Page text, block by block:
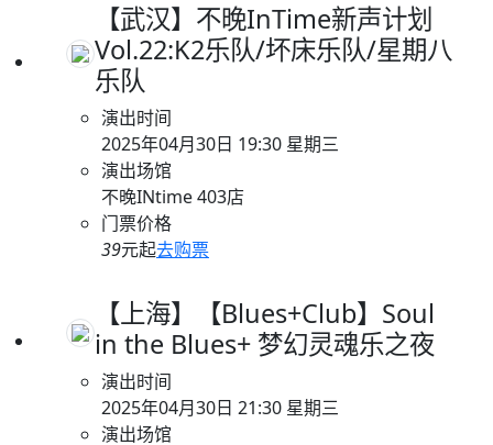
【武汉】不晚InTime新声计划
Vol.22:K2乐队/坏床乐队/星期八
乐队
演出时间
2025年04月30日 19:30 星期三
演出场馆
不晚INtime 403店
门票价格
39元起去购票
【上海】【Blues+Club】Soul
in the Blues+ 梦幻灵魂乐之夜
演出时间
2025年04月30日 21:30 星期三
演出场馆